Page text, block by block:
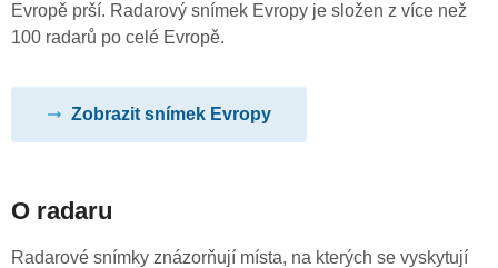
Evropě prší. Radarový snímek Evropy je složen z více než
100 radarů po celé Evropě.
Zobrazit snímek Evropy
O radaru
Radarové snímky znázorňují místa, na kterých se vyskytují